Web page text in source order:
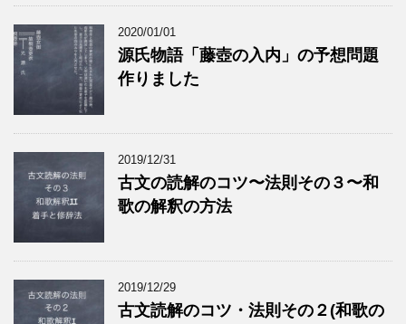
2020/01/01
源氏物語「藤壺の入内」の予想問題
作りました
2019/12/31
古文の読解のコツ〜法則その３〜和
歌の解釈の方法
2019/12/29
古文読解のコツ・法則その２(和歌の